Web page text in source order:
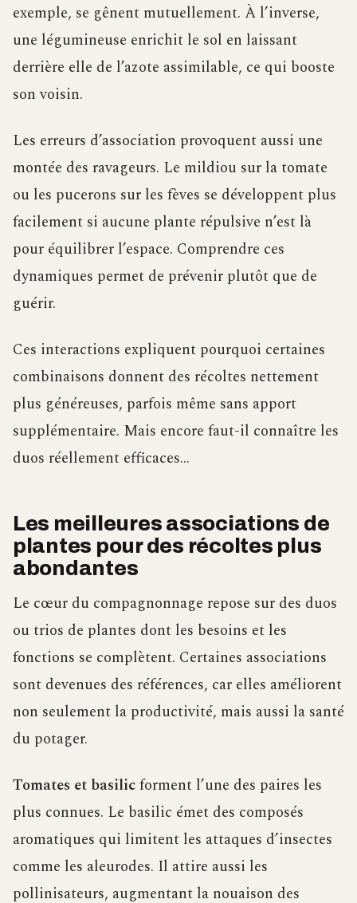
exemple, se gênent mutuellement. À l’inverse,
une légumineuse enrichit le sol en laissant
derrière elle de l’azote assimilable, ce qui booste
son voisin.
Les erreurs d’association provoquent aussi une
montée des ravageurs. Le mildiou sur la tomate
ou les pucerons sur les fèves se développent plus
facilement si aucune plante répulsive n’est là
pour équilibrer l’espace. Comprendre ces
dynamiques permet de prévenir plutôt que de
guérir.
Ces interactions expliquent pourquoi certaines
combinaisons donnent des récoltes nettement
plus généreuses, parfois même sans apport
supplémentaire. Mais encore faut-il connaître les
duos réellement efficaces…
Les meilleures associations de
plantes pour des récoltes plus
abondantes
Le cœur du compagnonnage repose sur des duos
ou trios de plantes dont les besoins et les
fonctions se complètent. Certaines associations
sont devenues des références, car elles améliorent
non seulement la productivité, mais aussi la santé
du potager.
Tomates et basilicforment l’une des paires les
plus connues. Le basilic émet des composés
aromatiques qui limitent les attaques d’insectes
comme les aleurodes. Il attire aussi les
pollinisateurs, augmentant la nouaison des